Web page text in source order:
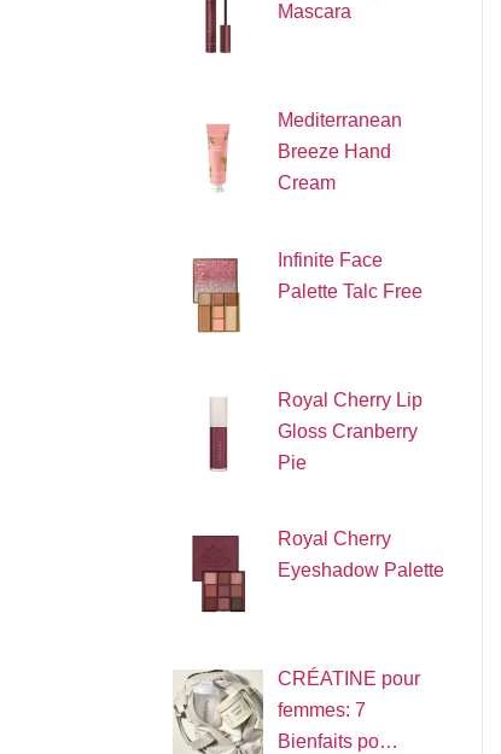
Mascara
Mediterranean
Breeze Hand
Cream
Infinite Face
Palette Talc Free
Royal Cherry Lip
Gloss Cranberry
Pie
Royal Cherry
Eyeshadow Palette
CRÉATINE pour
femmes: 7
Bienfaits po…